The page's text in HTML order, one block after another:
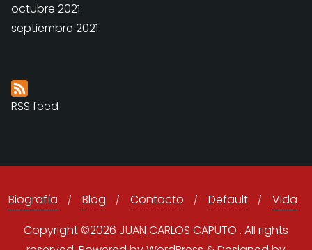
octubre 2021
septiembre 2021
RSS feed
Biografía Blog Contacto Default
Vida
Copyright ©2026 JUAN CARLOS CAPUTO . All rights